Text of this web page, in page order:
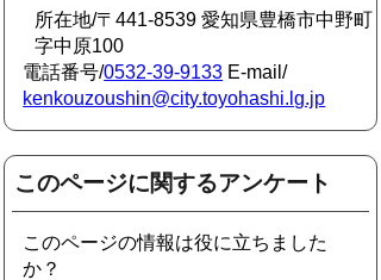
所在地/〒441-8539 愛知県豊橋市中野町
字中原100
電話番号/0532-39-9133 E-mail/
kenkouzoushin@city.toyohashi.lg.jp
このページに関するアンケート
このページの情報は役に立ちました
か？